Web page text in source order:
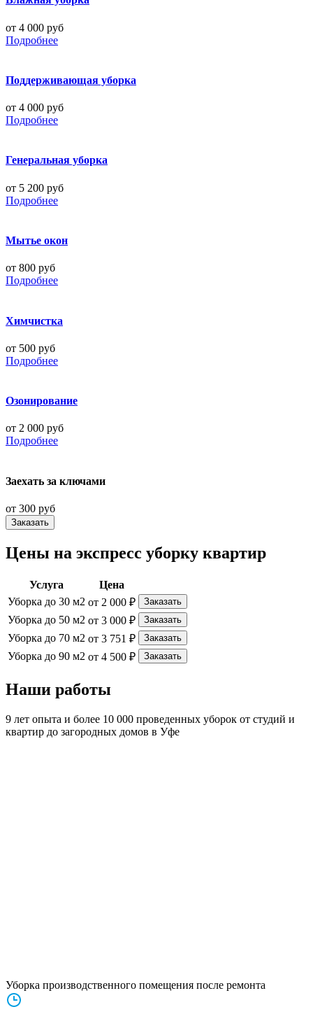
от 4 000 руб
Подробнее
Поддерживающая уборка
от 4 000 руб
Подробнее
Генеральная уборка
от 5 200 руб
Подробнее
Мытье окон
от 800 руб
Подробнее
Химчистка
от 500 руб
Подробнее
Озонирование
от 2 000 руб
Подробнее
Заехать за ключами
от 300 руб
Заказать
Цены на экспресс уборку квартир
Услуга
Цена
Уборка до 30 м2 от 2 000 ₽ Заказать
Уборка до 50 м2 от 3 000 ₽ Заказать
Уборка до 70 м2 от 3 751 ₽ Заказать
Уборка до 90 м2 от 4 500 ₽ Заказать
Наши работы
9 лет опыта и более 10 000 проведенных уборок от студий и
квартир до загородных домов в Уфе
Уборка производственного помещения после ремонта